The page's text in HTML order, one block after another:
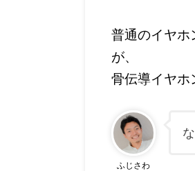
普通のイヤホ
が、
骨伝導イヤホ
ふじさわ